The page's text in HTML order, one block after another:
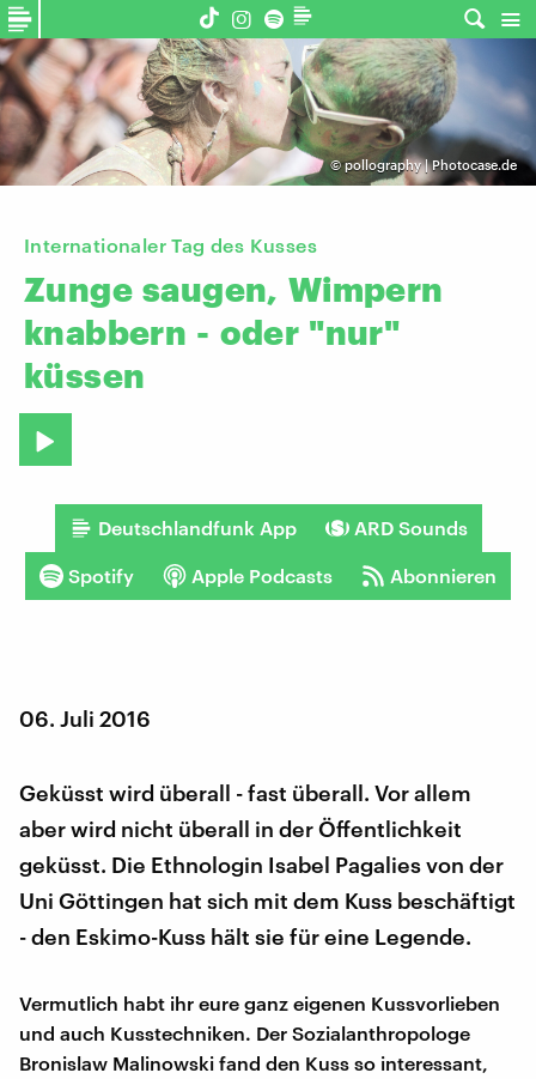
©pollography | Photocase.de
Internationaler Tag des Kusses
Zunge saugen, Wimpern
knabbern - oder "nur"
küssen
Deutschlandfunk App ARD Sounds
Spotify Apple Podcasts Abonnieren
06. Juli 2016
Geküsst wird überall - fast überall. Vor allem
aber wird nicht überall in der Öffentlichkeit
geküsst. Die Ethnologin Isabel Pagalies von der
Uni Göttingen hat sich mit dem Kuss beschäftigt
- den Eskimo-Kuss hält sie für eine Legende.
Vermutlich habt ihr eure ganz eigenen Kussvorlieben
und auch Kusstechniken. Der Sozialanthropologe
Bronislaw Malinowski fand den Kuss so interessant,